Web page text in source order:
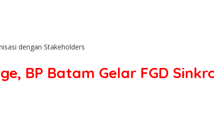
dengan Stakeholders
BP Batam Gelar FGD